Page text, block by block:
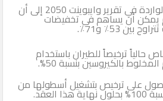
وتشير أهم الإحصاءات الواردة في تقرير وايبوينت 2050 إلى أن
يمكن أن يساهم في تخفيضات
بين 53٪ و71٪.
حالياً ترخيصاً للطيران باستخدام
بالكيروسين بنسبة 50%.
على ترخيص بتشغيل أسطولها من
العقد.